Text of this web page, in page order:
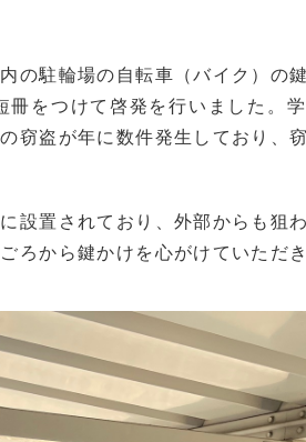
の駐輪場の自転車（バイク）の
をつけて啓発を行いました。
窃盗が年に数件発生しており、
設置されており、外部からも狙
ろから鍵かけを心がけていただ